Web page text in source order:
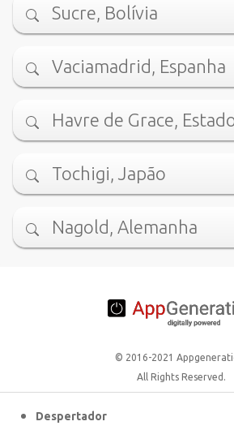
Sucre, Bolívia
Vaciamadrid, Espanha
Havre de Grace,
Tochigi, Japão
Nagold, Alemanha
© 2016-2021
All Rights Reserved.
Despertador